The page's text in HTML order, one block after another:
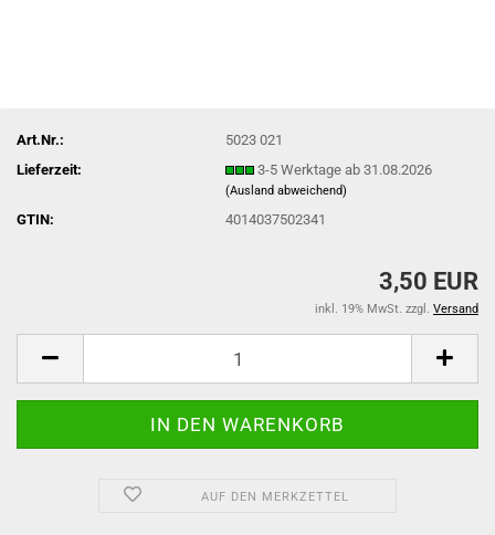
Art.Nr.:
5023 021
Lieferzeit:
3-5 Werktage ab 31.08.2026
(Ausland abweichend)
GTIN: 4014037502341
3,50 EUR
inkl. 19% MwSt. zzgl. Versand
AUF DEN MERKZETTEL